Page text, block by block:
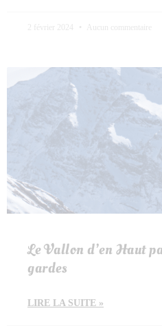
2 février 2024
Le Vallon d’en Haut
gardes
LIRE LA SUITE »